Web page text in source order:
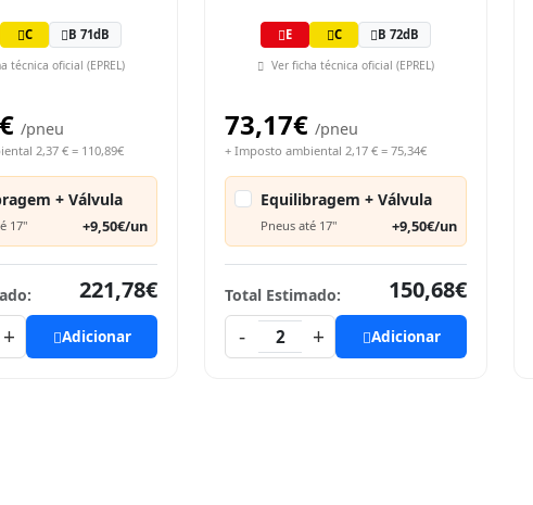
C B 71dB
técnica oficial (EPREL)
/pneu
2,37 € = 110,89€
+ Válvula
17" +9,50€/un
221,78€
+ Adicionar
E C B 72dB
Ver ficha técnica oficial (EPREL)
73,17€ /pneu
+ Imposto ambiental 2,17 € = 75,34€
Equilibragem + Válvula
Pneus até 17" +9,50€/un
Total Estimado:
150,68€
-
2 + Adicionar